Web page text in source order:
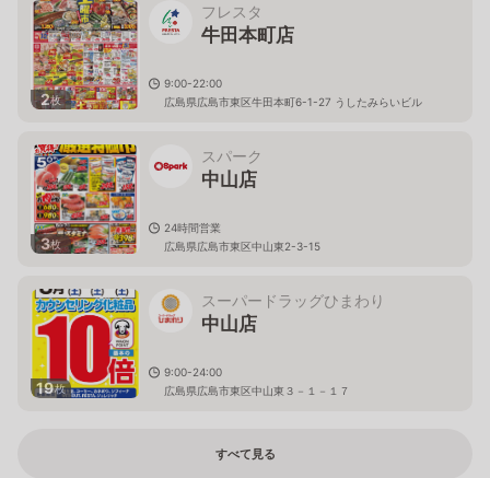
2枚
フレスタ
牛田本町店
9:00-22:00
広島県広島市東区牛田本町6-1-27 うしたみらいビル
3枚
スパーク
中山店
24時間営業
広島県広島市東区中山東2-3-15
19枚
スーパードラッグひまわり
中山店
9:00-24:00
広島県広島市東区中山東３－１－１７
すべて見る